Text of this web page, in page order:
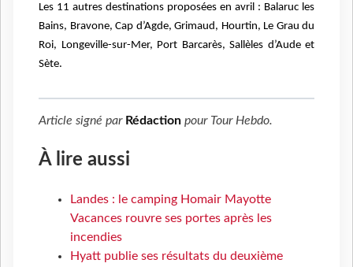
Les 11 autres destinations proposées en avril : Balaruc les
Bains, Bravone, Cap d’Agde, Grimaud, Hourtin, Le Grau du
Roi, Longeville-sur-Mer, Port Barcarès, Sallèles d’Aude et
Sète.
Article signé par Rédaction pour Tour Hebdo.
À lire aussi
Landes : le camping Homair Mayotte
Vacances rouvre ses portes après les
incendies
Hyatt publie ses résultats du deuxième